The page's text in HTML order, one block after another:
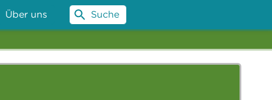
Über uns Suche